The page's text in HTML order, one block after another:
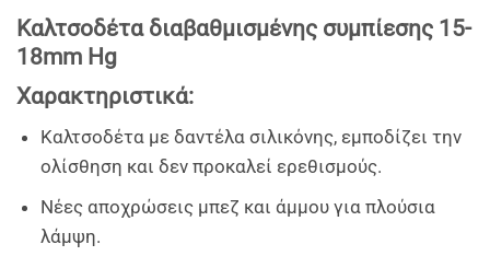
Kαλτσοδέτα διαβαθμισμένης συμπίεσης 15-
18mm Hg
Χαρακτηριστικά:
Καλτσοδέτα με δαντέλα σιλικόνης, εμποδίζει την
ολίσθηση και δεν προκαλεί ερεθισμούς.
Νέες αποχρώσεις μπεζ και άμμου για πλούσια
λάμψη.